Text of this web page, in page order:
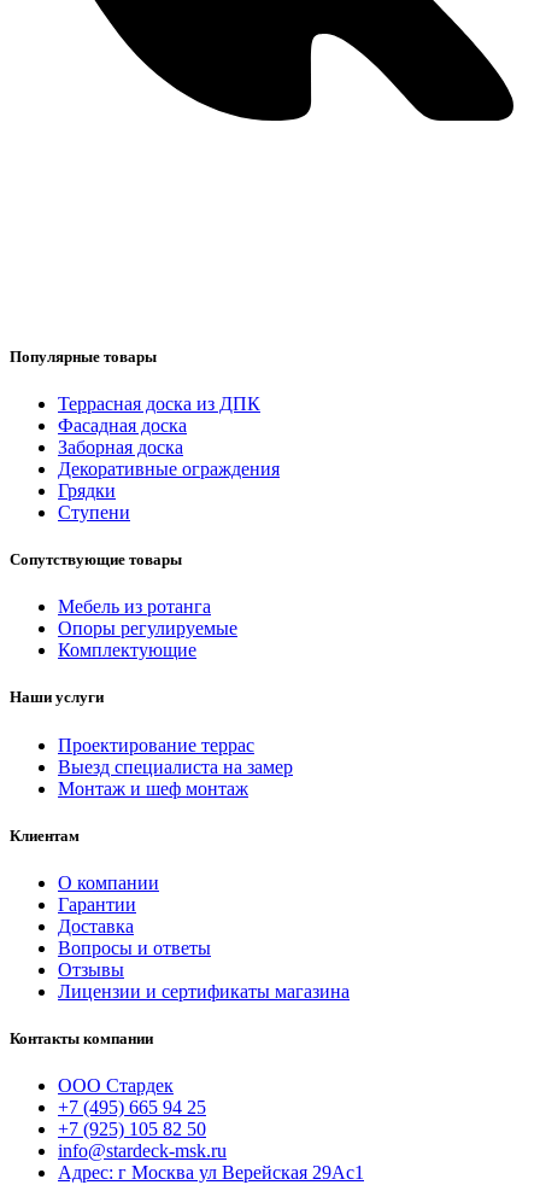
Популярные товары
Террасная доска из ДПК
Фасадная доска
Заборная доска
Декоративные ограждения
Грядки
Ступени
Сопутствующие товары
Мебель из ротанга
Опоры регулируемые
Комплектующие
Наши услуги
Проектирование террас
Выезд специалиста на замер
Монтаж и шеф монтаж
Клиентам
О компании
Гарантии
Доставка
Вопросы и ответы
Отзывы
Лицензии и сертификаты магазина
Контакты компании
ООО Стардек
+7 (495) 665 94 25
+7 (925) 105 82 50
info@stardeck-msk.ru
Адрес: г Москва ул Верейская 29Ас1